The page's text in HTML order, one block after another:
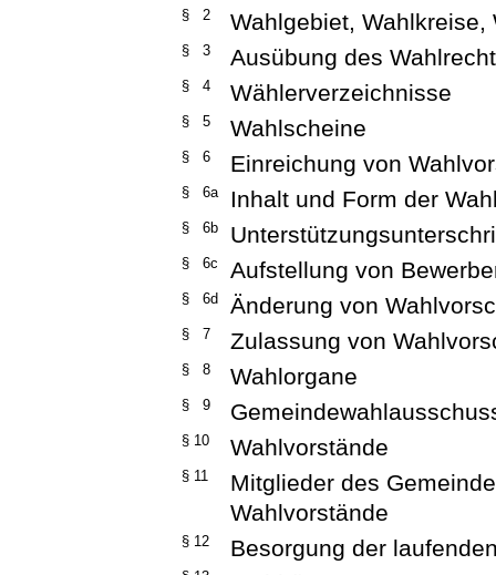
§ 2 Wahlgebiet, Wahlkreise,
§ 3 Ausübung des
§ 4 Wählerverzeichnisse
§ 5 Wahlscheine
§ 6 Einreichung von
§ 6a Inhalt und Form der
§ 6b
§ 6c Aufstellung von
§ 6d Änderung von
§ 7 Zulassung von
§ 8 Wahlorgane
§ 9
§ 10 Wahlvorstände
§ 11
Mitglieder des
Wahlvorstände
§ 12 Besorgung der